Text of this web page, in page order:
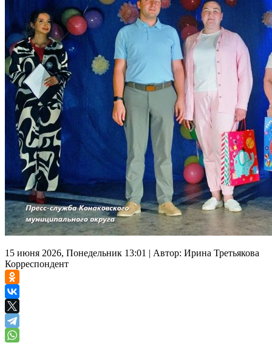
15 июня 2026, Понедельник 13:01 | Автор: Ирина Третьякова
Корреспондент